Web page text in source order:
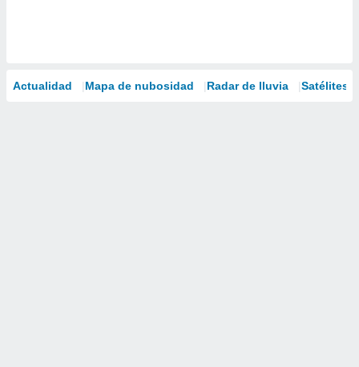
Actualidad Mapa de nubosidad Radar de lluvia Satélites